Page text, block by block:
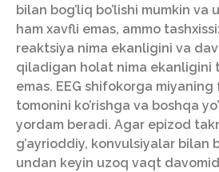
bilan bog’liq bo’lishi mumkin va
ham xavfli emas, ammo
reaktsiya nima ekanligini va
qiladigan holat nima ekanligini
emas. EEG shifokorga
tomonini ko’rishga va boshqa
yordam beradi. Agar epizod
g’ayrioddiy, konvulsiyalar bilan
undan keyin uzoq vaqt